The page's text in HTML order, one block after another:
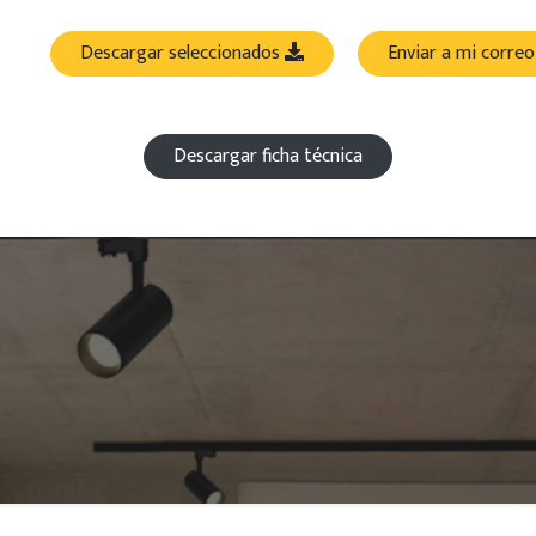
Descargar seleccionados Enviar a mi
Descargar ficha técnica